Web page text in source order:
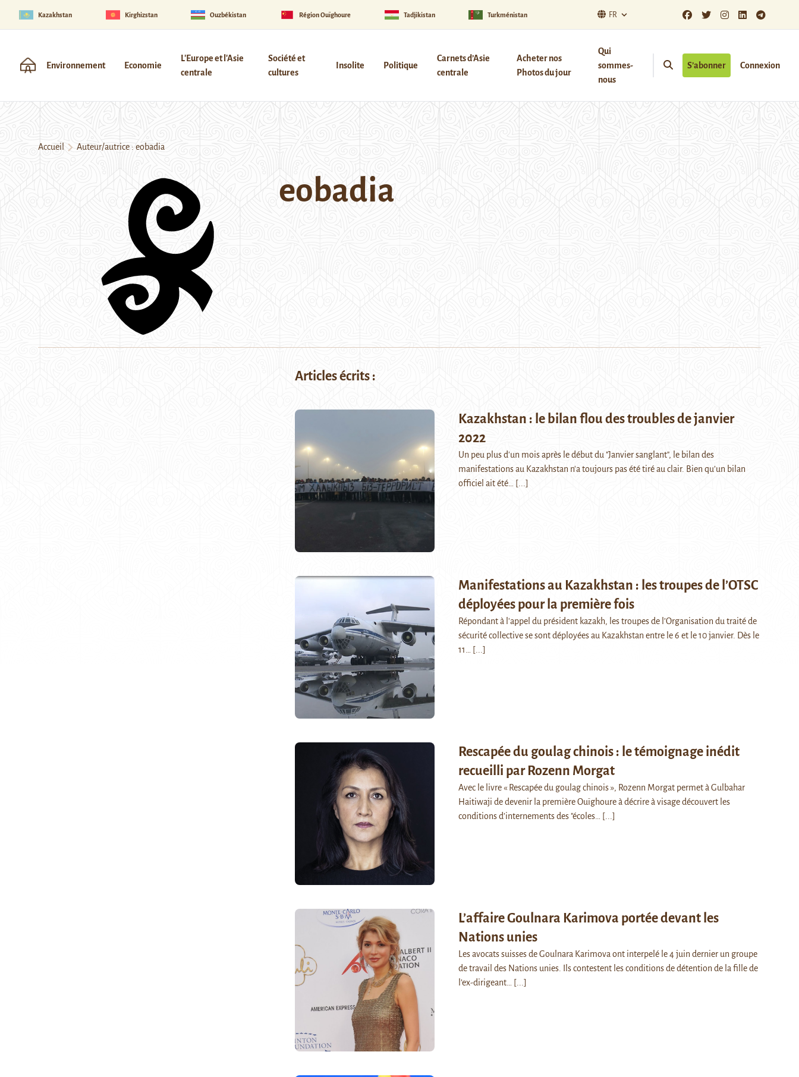
Kazakhstan Kirghizstan Ouzbékistan Région Ouïghoure Tadjikistan Turkménistan FR
Environnement Economie
L'Europe et l'Asie
centrale
Société et
cultures
Insolite Politique
Carnets d’Asie
centrale
Acheter nos
Photos du jour
Qui
sommes-
nous
S’abonner Connexion
Accueil Auteur/autrice : eobadia
eobadia
Articles écrits :
Kazakhstan : le bilan flou des troubles de janvier
2022
Un peu plus d'un mois après le début du "Janvier sanglant", le bilan des
manifestations au Kazakhstan n'a toujours pas été tiré au clair. Bien qu’un bilan
officiel ait été…
[...]
Manifestations au Kazakhstan : les troupes de l’OTSC
déployées pour la première fois
Répondant à l'appel du président kazakh, les troupes de l’Organisation du traité de
sécurité collective se sont déployées au Kazakhstan entre le 6 et le 10 janvier. Dès le
11…
[...]
Rescapée du goulag chinois : le témoignage inédit
recueilli par Rozenn Morgat
Avec le livre « Rescapée du goulag chinois », Rozenn Morgat permet à Gulbahar
Haitiwaji de devenir la première Ouïghoure à décrire à visage découvert les
conditions d’internements des "écoles…
[...]
L’affaire Goulnara Karimova portée devant les
Nations unies
Les avocats suisses de Goulnara Karimova ont interpelé le 4 juin dernier un groupe
de travail des Nations unies. Ils contestent les conditions de détention de la fille de
l’ex-dirigeant…
[...]